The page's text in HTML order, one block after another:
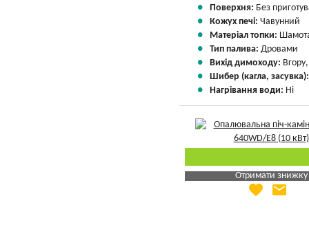
Поверхня: Без
Кожух печі: Чавунний
Матеріал топки:
Тип палива: Дровами
Вихід димоходу:
Шибер (кагла,
Нагрівання води: Ні
Отримати знижку
Яка Ваша ціна
favorite email